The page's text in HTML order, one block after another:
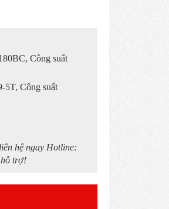
Công suất
5T, Công suất
hệ ngay Hotline:
hỗ trợ!